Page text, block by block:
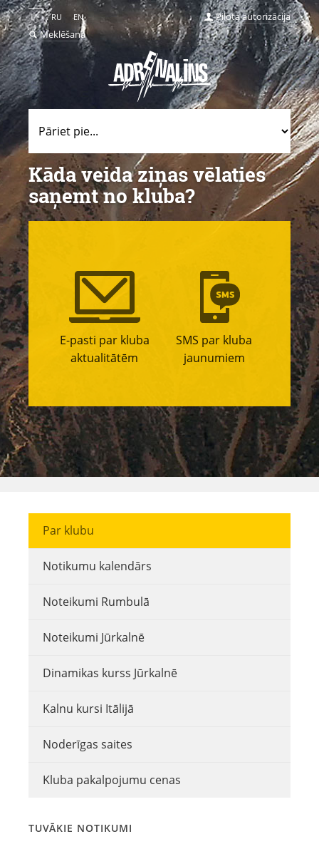
LV RU EN
Meklēšana
Pilota autorizācija
Kāda veida ziņas vēlaties
saņemt no kluba?
E-pasti par kluba
aktualitātēm
SMS par kluba
jaunumiem
Par klubu
Notikumu kalendārs
Noteikumi Rumbulā
Noteikumi Jūrkalnē
Dinamikas kurss Jūrkalnē
Kalnu kursi Itālijā
Noderīgas saites
Kluba pakalpojumu cenas
TUVĀKIE NOTIKUMI